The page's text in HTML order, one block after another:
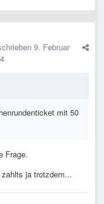
9. Februar
mit 50
Frage.
ja trotzdem...